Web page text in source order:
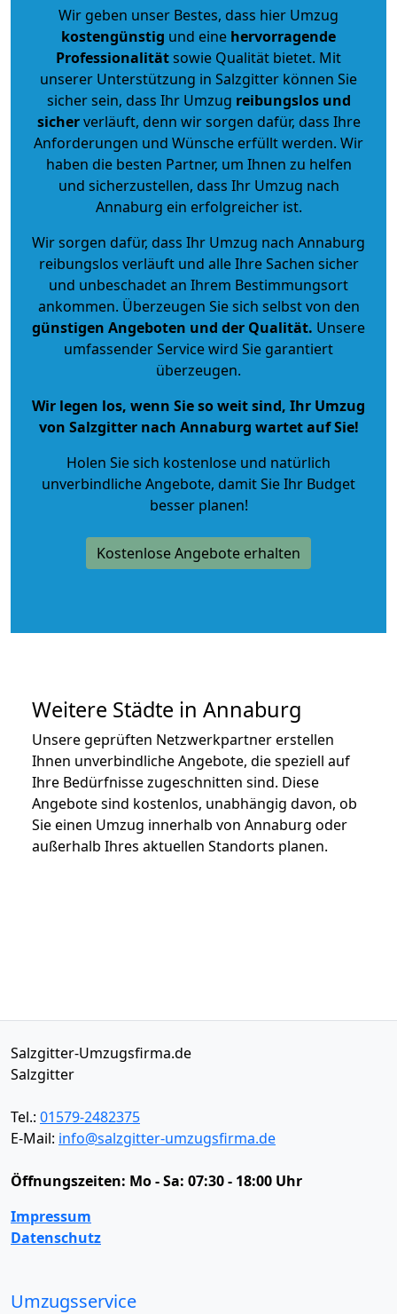
Wir geben unser Bestes, dass hier Umzug
kostengünstig und eine hervorragende
Professionalitätsowie Qualität bietet. Mit
unserer Unterstützung in Salzgitter können Sie
sicher sein, dass Ihr Umzug reibungslos und
sicherverläuft, denn wir sorgen dafür, dass Ihre
Anforderungen und Wünsche erfüllt werden. Wir
haben die besten Partner, um Ihnen zu helfen
und sicherzustellen, dass Ihr Umzug nach
Annaburg ein erfolgreicher ist.
Wir sorgen dafür, dass Ihr Umzug nach Annaburg
reibungslos verläuft und alle Ihre Sachen sicher
und unbeschadet an Ihrem Bestimmungsort
ankommen. Überzeugen Sie sich selbst von den
günstigen Angeboten und der Qualität. Unsere
umfassender Service wird Sie garantiert
überzeugen.
Wir legen los, wenn Sie so weit sind, Ihr Umzug
von Salzgitter nach Annaburg wartet auf Sie!
Holen Sie sich kostenlose und natürlich
unverbindliche Angebote, damit Sie Ihr Budget
besser planen!
Kostenlose Angebote erhalten
Weitere Städte in Annaburg
Unsere geprüften Netzwerkpartner erstellen
Ihnen unverbindliche Angebote, die speziell auf
Ihre Bedürfnisse zugeschnitten sind. Diese
Angebote sind kostenlos, unabhängig davon, ob
Sie einen Umzug innerhalb von Annaburg oder
außerhalb Ihres aktuellen Standorts planen.
Salzgitter-Umzugsfirma.de
Salzgitter
Tel.: 01579-2482375
E-Mail: info@salzgitter-umzugsfirma.de
Öffnungszeiten: Mo - Sa: 07:30 - 18:00 Uhr
Impressum
Datenschutz
Umzugsservice